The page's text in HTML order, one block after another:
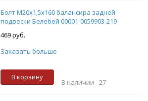
Болт М20х1,5х160 балансира задней
подвески Белебей 00001-0059903-219
469 руб.
Заказать больше
В корзину
В наличии -27